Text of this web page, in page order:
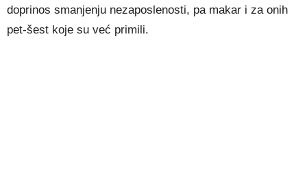
doprinos smanjenju nezaposlenosti, pa makar i za onih
pet-šest koje su već primili.